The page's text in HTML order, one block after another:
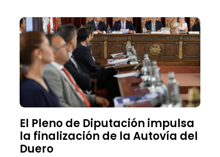
El Pleno de Diputación impulsa
la finalización de la Autovía del
Duero